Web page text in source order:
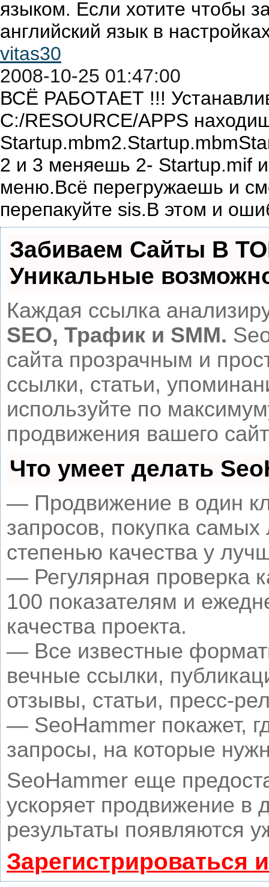
языком. Если хотите чтобы
английский язык в
vitas30
2008-10-25 01:47:00
ВСЁ РАБОТАЕТ !!!
С:/RESOURCE/APPS
2 и 3 меняешь 2- Startup.mif
меню.Всё перегружаешь и
перепакуйте sis.В этом и
Забиваем Сайты В
Уникальные
Каждая ссылка
SEO, Трафик и SMM.
сайта прозрачным и
ссылки, статьи,
используйте по
продвижения вашего
Что умеет делать
— Продвижение в один
запросов, покупка
степенью качества у
— Регулярная проверка
100 показателям и
качества проекта.
— Все известные
вечные ссылки,
отзывы, статьи, пресс-
— SeoHammer покажет,
запросы, на которые
SeoHammer еще
ускоряет продвижение в
результаты появляются
Зарегистрироваться